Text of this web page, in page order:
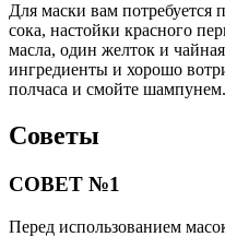
Для маски вам потребуется
сока, настойки красного
масла, один желток и
ингредиенты и хорошо
полчаса и смойте шампунем.
Советы
СОВЕТ №1
Перед использованием